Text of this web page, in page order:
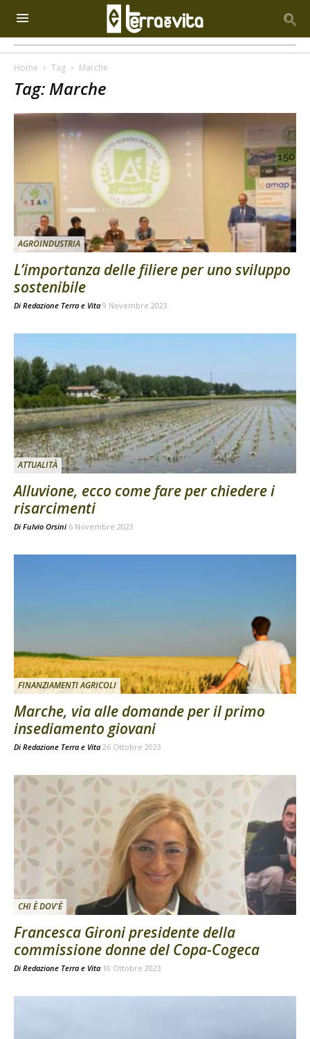
Home Tag Marche
Tag: Marche
AGROINDUSTRIA
L’importanza delle filiere per uno sviluppo
sostenibile
Di Redazione Terra e Vita 9 Novembre 2023
ATTUALITÀ
Alluvione, ecco come fare per chiedere i
risarcimenti
Di Fulvio Orsini 6 Novembre 2023
FINANZIAMENTI AGRICOLI
Marche, via alle domande per il primo
insediamento giovani
Di Redazione Terra e Vita 26 Ottobre 2023
CHI È DOV'È
Francesca Gironi presidente della
commissione donne del Copa-Cogeca
Di Redazione Terra e Vita 10 Ottobre 2023